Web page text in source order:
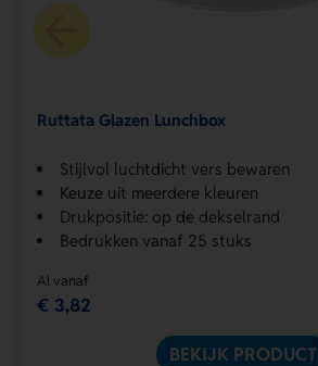
Ruttata Glazen Lunchbox
Stijlvol luchtdicht vers bewaren
Keuze uit meerdere kleuren
Drukpositie: op de dekselrand
Bedrukken vanaf 25 stuks
Al vanaf
€ 3,82
BEKIJK PRODUCT